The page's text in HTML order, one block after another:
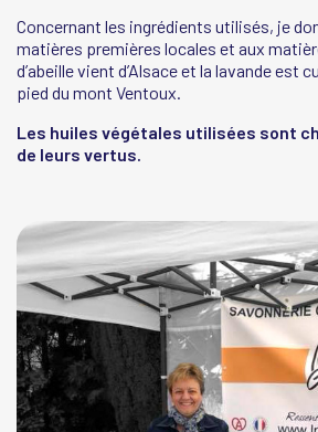
Concernant les ingrédients utilisés, je
matières premières locales et aux
d’abeille vient d’Alsace et la lavande est
pied du mont Ventoux.
Les huiles végétales utilisées sont
de leurs vertus.